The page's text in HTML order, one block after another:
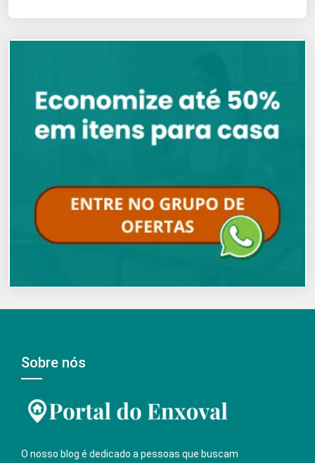
Sobre nós
O nosso blog é dedicado a pessoas que buscam